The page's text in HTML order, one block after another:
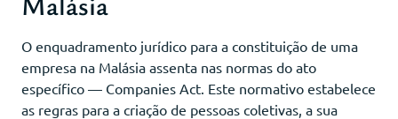
O enquadramento jurídico para a constituição de uma
empresa na Malásia assenta nas normas do ato
específico — Companies Act. Este normativo estabelece
as regras para a criação de pessoas coletivas, a sua